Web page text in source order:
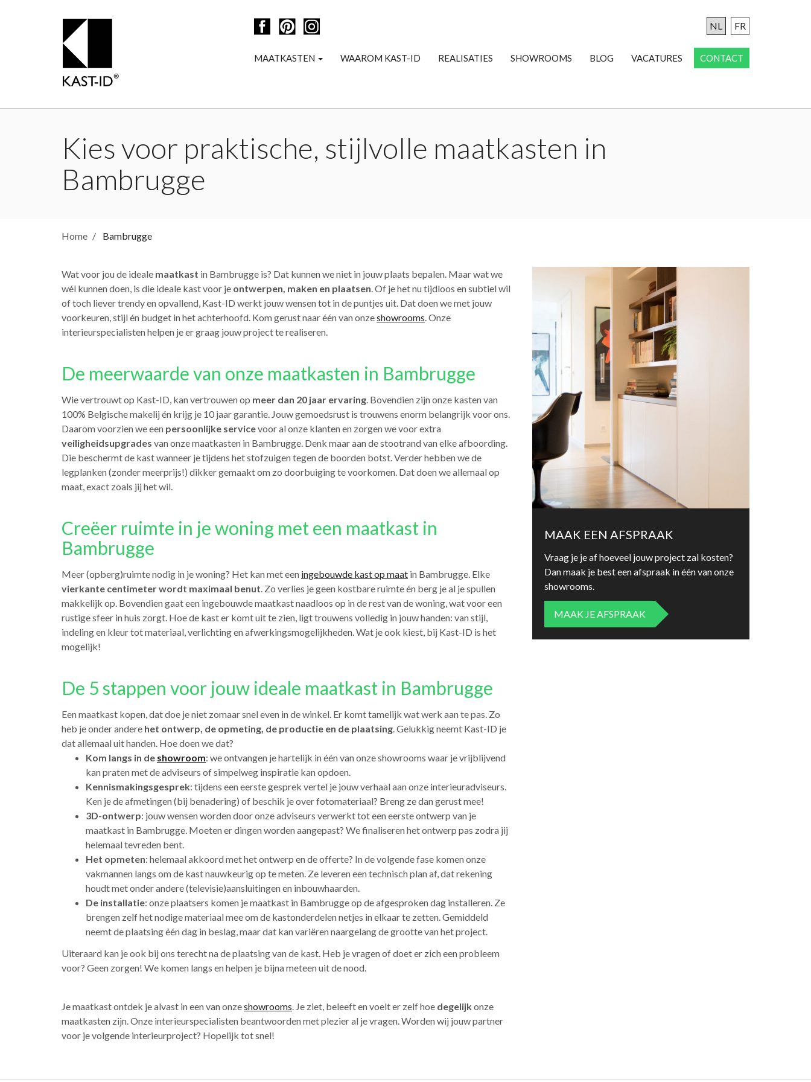
MAATKASTEN WAAROM KAST-ID REALISATIES SHOWROOMS BLOG VACATURES CONTACT
NL FR
Kies voor praktische, stijlvolle maatkasten in
Bambrugge
Home Bambrugge
Wat voor jou de ideale maatkast in Bambrugge is? Dat kunnen we niet in jouw plaats bepalen. Maar wat we
wél kunnen doen, is die ideale kast voor je ontwerpen, maken en plaatsen. Of je het nu tijdloos en subtiel wil
of toch liever trendy en opvallend, Kast-ID werkt jouw wensen tot in de puntjes uit. Dat doen we met jouw
voorkeuren, stijl én budget in het achterhoofd. Kom gerust naar één van onzeshowrooms. Onze
interieurspecialisten helpen je er graag jouw project te realiseren.
De meerwaarde van onze maatkasten in Bambrugge
Wie vertrouwt op Kast-ID, kan vertrouwen op meer dan 20 jaar ervaring. Bovendien zijn onze kasten van
100% Belgische makelij én krijg je 10 jaar garantie. Jouw gemoedsrust is trouwens enorm belangrijk voor ons.
Daarom voorzien we een persoonlijke servicevoor al onze klanten en zorgen we voor extra
veiligheidsupgrades van onze maatkasten in Bambrugge. Denk maar aan de stootrand van elke afboording.
Die beschermt de kast wanneer je tijdens het stofzuigen tegen de boorden botst. Verder hebben we de
legplanken (zonder meerprijs!) dikker gemaakt om zo doorbuiging te voorkomen. Dat doen we allemaal op
maat, exact zoals jij het wil.
Creëer ruimte in je woning met een maatkast in
Bambrugge
Meer (opberg)ruimte nodig in je woning? Het kan met een ingebouwde kast op maat in Bambrugge. Elke
vierkante centimeter wordt maximaal benut. Zo verlies je geen kostbare ruimte én berg je al je spullen
makkelijk op. Bovendien gaat een ingebouwde maatkast naadloos op in de rest van de woning, wat voor een
rustige sfeer in huis zorgt. Hoe de kast er komt uit te zien, ligt trouwens volledig in jouw handen: van stijl,
indeling en kleur tot materiaal, verlichting en afwerkingsmogelijkheden. Wat je ook kiest, bij Kast-ID is het
mogelijk!
De 5 stappen voor jouw ideale maatkast in Bambrugge
Een maatkast kopen, dat doe je niet zomaar snel even in de winkel. Er komt tamelijk wat werk aan te pas. Zo
heb je onder andere het ontwerp, de opmeting, de productie en de plaatsing. Gelukkig neemt Kast-ID je
dat allemaal uit handen. Hoe doen we dat?
Kom langs in de showroom: we ontvangen je hartelijk in één van onze showrooms waar je vrijblijvend
kan praten met de adviseurs of simpelweg inspiratie kan opdoen.
Kennismakingsgesprek: tijdens een eerste gesprek vertel je jouw verhaal aan onze interieuradviseurs.
Ken je de afmetingen (bij benadering) of beschik je over fotomateriaal? Breng ze dan gerust mee!
3D-ontwerp: jouw wensen worden door onze adviseurs verwerkt tot een eerste ontwerp van je
maatkast in Bambrugge. Moeten er dingen worden aangepast? We finaliseren het ontwerp pas zodra jij
helemaal tevreden bent.
Het opmeten: helemaal akkoord met het ontwerp en de offerte? In de volgende fase komen onze
vakmannen langs om de kast nauwkeurig op te meten. Ze leveren een technisch plan af, dat rekening
houdt met onder andere (televisie)aansluitingen en inbouwhaarden.
De installatie: onze plaatsers komen je maatkast in Bambrugge op de afgesproken dag installeren. Ze
brengen zelf het nodige materiaal mee om de kastonderdelen netjes in elkaar te zetten. Gemiddeld
neemt de plaatsing één dag in beslag, maar dat kan variëren naargelang de grootte van het project.
Uiteraard kan je ook bij ons terecht na de plaatsing van de kast. Heb je vragen of doet er zich een probleem
voor? Geen zorgen! We komen langs en helpen je bijna meteen uit de nood.
Je maatkast ontdek je alvast in een van onzeshowrooms. Je ziet, beleeft en voelt er zelf hoe degelijkonze
maatkasten zijn. Onze interieurspecialisten beantwoorden met plezier al je vragen. Worden wij jouw partner
voor je volgende interieurproject? Hopelijk tot snel!
MAAK EEN AFSPRAAK
Vraag je je af hoeveel jouw project zal kosten?
Dan maak je best een afspraak in één van onze
showrooms.
MAAK JE AFSPRAAK